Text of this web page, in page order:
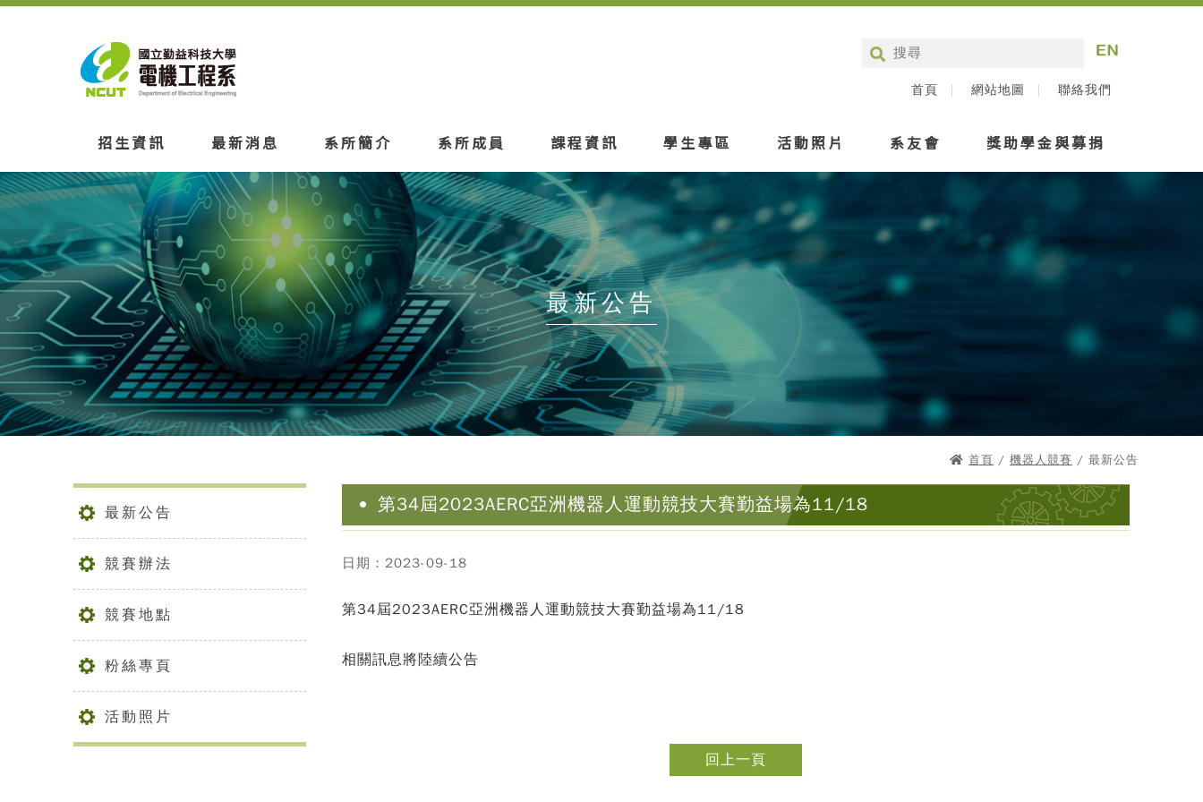
首頁 網站地圖 聯絡我們
招生資訊 最新消息 系所簡介 系所成員 課程資訊 學生專區 活動照片 系友會 獎助學金與募捐
最新公告
首頁 / 機器人競賽 / 最新公告
最新公告
競賽辦法
競賽地點
粉絲專頁
活動照片
第34屆2023AERC亞洲機器人運動競技大賽勤益場為11/18
日期：2023-09-18
第34屆2023AERC亞洲機器人運動競技大賽勤益場為11/18
相關訊息將陸續公告
回上一頁